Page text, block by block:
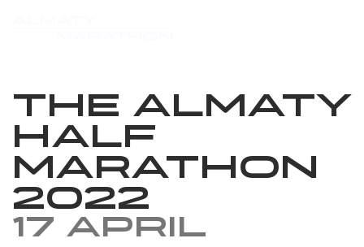
The Almaty
Half
Marathon
2022
17 April